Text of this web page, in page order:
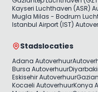
Kayseri Luchthaven (ASR)
Mugla Milas - Bodrum
Istanbul Airport (IST)
Stadslocaties
Adana Autoverhuur
Bursa Autoverhuur
Eskisehir Autoverhuur
Kocaeli AutoverhuurKonya